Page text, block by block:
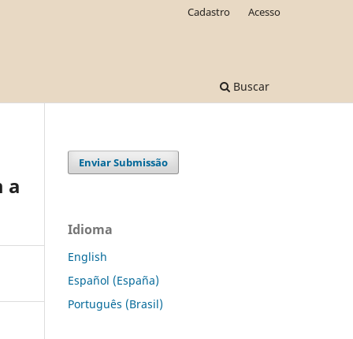
Buscar
Cadastro Acesso
a
Enviar Submissão
Idioma
English
Español (España)
Português (Brasil)